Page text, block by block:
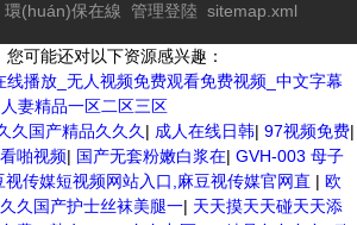
環(huán)保在線 管理登陸 sitemap.xml
可能还对以下资源感兴趣：
线播放_无人视频免费观看免费视频_中文字幕
妻精品一区二区三区
AV 精品九九九三级片 亚洲姑娘按摩一级视频
久久精品黄色国产 欧美一级日韩精品一在线
粉嫩视频免费在线播放 欧美黄片免费视频在
看 日本强暴一区 国产熟人AV一二三区 观看性
久国产精品久久久 | 成人在线日韩| 97视频免费|
啪视频| 国产无套粉嫩白浆在| GVH-003 母子
传媒短视频网站入口,麻豆视传媒官网直 | 欧
久国产护士丝袜美腿一| 天天摸天天碰天天添